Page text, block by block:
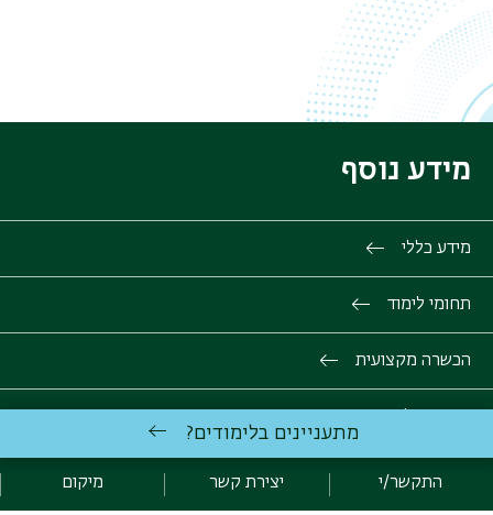
מידע נוסף
מידע כללי
תחומי לימוד
הכשרה מקצועית
תואר ראשון במשפטים ותואר ראשון בעבודה סוציאלית
מתעניינים בלימודים?
התקשר/י יצירת קשר מיקום